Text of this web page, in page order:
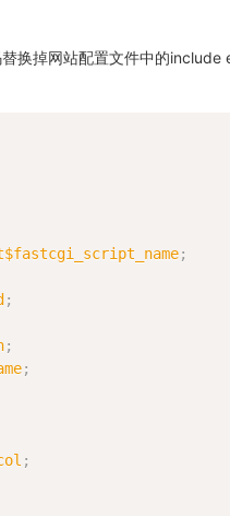
换掉网站配置文件中的
$fastcgi_script_name;
;
;
;
;